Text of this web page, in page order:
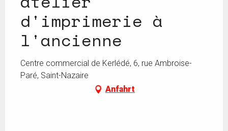
d'imprimerie à
l'ancienne
Centre commercial de Kerlédé, 6, rue Ambroise-
Paré, Saint-Nazaire
Anfahrt